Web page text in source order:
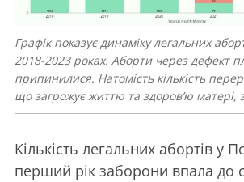
Графік показує динаміку легальних
2018-2023 роках. Аборти через дефект
припинилися. Натомість кількість
що загрожує життю та здоров’ю матері,
Кількість легальних абортів у
перший рік заборони впала до